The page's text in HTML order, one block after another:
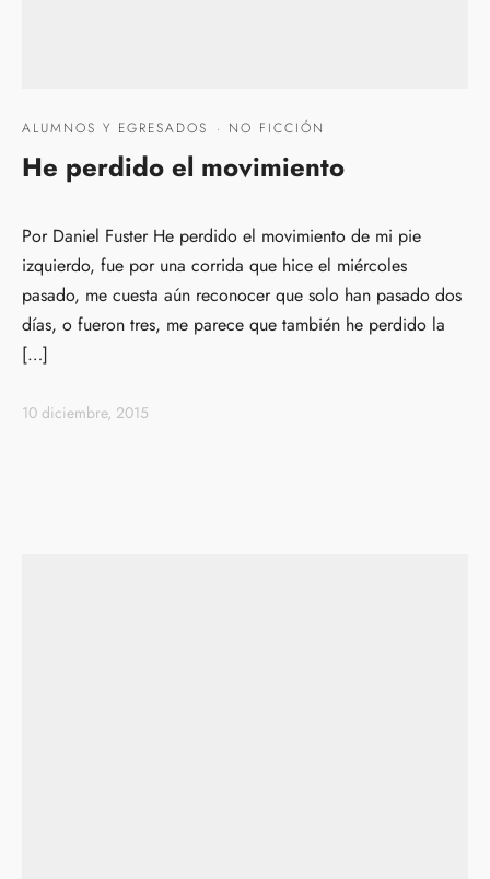
ALUMNOS Y EGRESADOS · NO FICCIÓN
He perdido el movimiento
Por Daniel Fuster He perdido el movimiento de mi pie
izquierdo, fue por una corrida que hice el miércoles
pasado, me cuesta aún reconocer que solo han pasado dos
días, o fueron tres, me parece que también he perdido la
[…]
10 diciembre, 2015